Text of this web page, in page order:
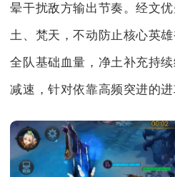
晕干扰敌方输出节奏。经文
土、梵天，不动防止核心英
全队基础血量，净土补充持
减速，针对依靠高频突进的进